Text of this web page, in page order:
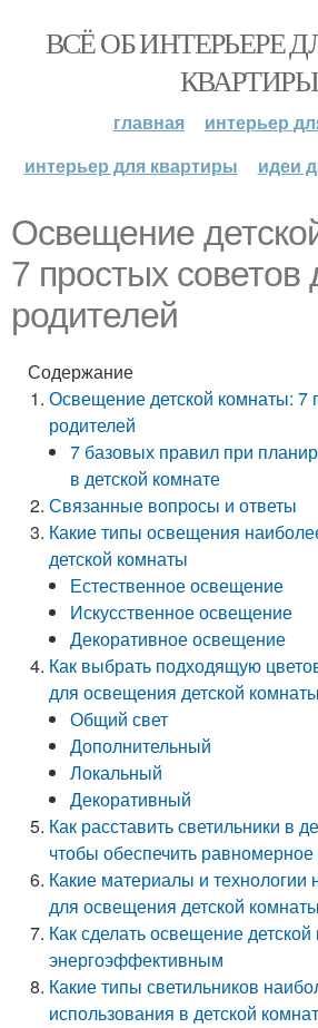
ВСЁ ОБ ИНТЕРЬЕРЕ
КВАРТИРЫ
главная
интерьер
интерьер для квартиры
идеи
Освещение
7 простых советов
родителей
Содержание
Освещение детской комнаты: 7
родителей
7 базовых правил при
в детской комнате
Связанные вопросы и ответы
Какие типы освещения
детской комнаты
Естественное освещение
Искусственное освещение
Декоративное освещение
Как выбрать подходящую
для освещения детской комнаты
Общий свет
Дополнительный
Локальный
Декоративный
Как расставить светильники в
чтобы обеспечить
Какие материалы и технологии
для освещения детской комнаты
Как сделать освещение
энергоэффективным
Какие типы светильников
использования в детской